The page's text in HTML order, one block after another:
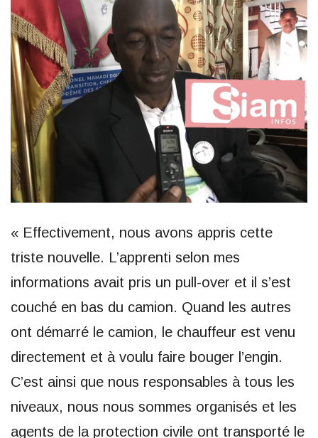
« Effectivement, nous avons appris cette
triste nouvelle. L’apprenti selon mes
informations avait pris un pull-over et il s’est
couché en bas du camion. Quand les autres
ont démarré le camion, le chauffeur est venu
directement et à voulu faire bouger l’engin.
C’est ainsi que nous responsables à tous les
niveaux, nous nous sommes organisés et les
agents de la protection civile ont transporté le